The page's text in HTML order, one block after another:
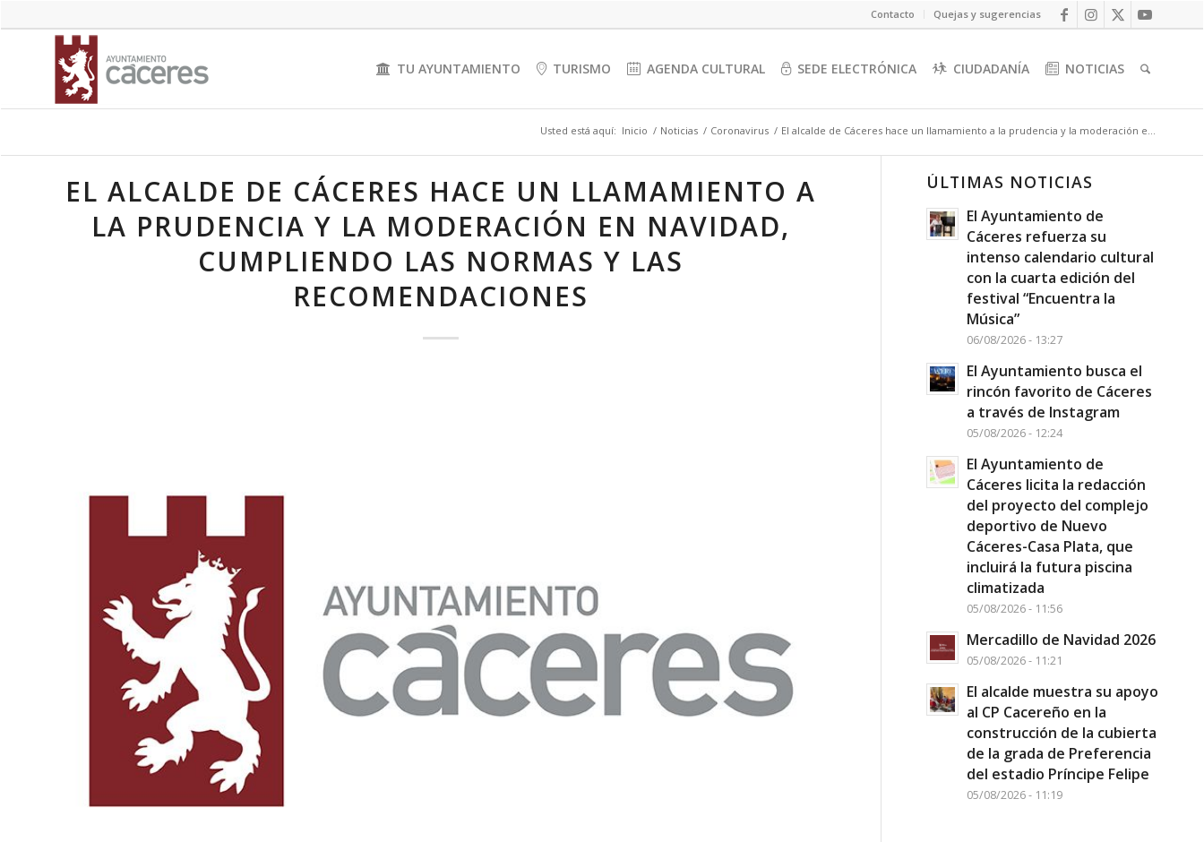
Contacto Quejas y sugerencias
TU AYUNTAMIENTO TURISMO AGENDA CULTURAL SEDE ELECTRÓNICA CIUDADANÍA NOTICIAS
Usted está aquí: Inicio / Noticias / Coronavirus / El alcalde de Cáceres hace un llamamiento a la prudencia y la moderación e...
EL ALCALDE DE CÁCERES HACE UN LLAMAMIENTO A
LA PRUDENCIA Y LA MODERACIÓN EN NAVIDAD,
CUMPLIENDO LAS NORMAS Y LAS
RECOMENDACIONES
ÚLTIMAS NOTICIAS
El Ayuntamiento de
Cáceres refuerza su
intenso calendario cultural
con la cuarta edición del
festival “Encuentra la
Música”
06/08/2026 - 13:27
El Ayuntamiento busca el
rincón favorito de Cáceres
a través de Instagram
05/08/2026 - 12:24
El Ayuntamiento de
Cáceres licita la redacción
del proyecto del complejo
deportivo de Nuevo
Cáceres-Casa Plata, que
incluirá la futura piscina
climatizada
05/08/2026 - 11:56
Mercadillo de Navidad 2026
05/08/2026 - 11:21
El alcalde muestra su apoyo
al CP Cacereño en la
construcción de la cubierta
de la grada de Preferencia
del estadio Príncipe Felipe
05/08/2026 - 11:19